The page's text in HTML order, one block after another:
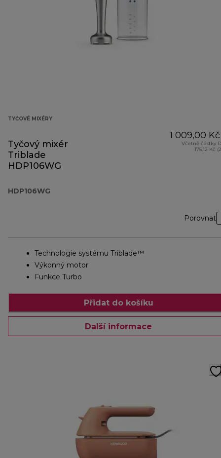
TYČOVÉ MIXÉRY
Tyčový mixér
Triblade
HDP106WG
HDP106WG
1 009,00 Kč
Včetně částky
175,12 Kč
Porovnat
Technologie systému Triblade™
Výkonný motor
Funkce Turbo
Přidat do košíku
Další informace